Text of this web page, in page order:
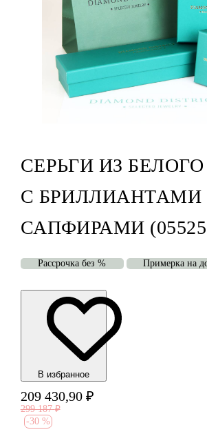
СЕРЬГИ ИЗ
С БРИЛЛИАНТАМИ
САПФИРАМИ
Рассрочка без % Примерка на
В избранноe
209 430,90 ₽
299 187 ₽
-30 %